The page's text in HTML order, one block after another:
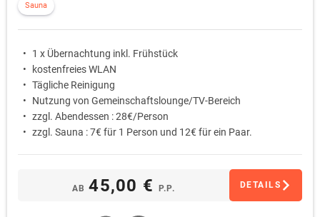
Sauna
1 x Übernachtung inkl. Frühstück
kostenfreies WLAN
Tägliche Reinigung
Nutzung von Gemeinschaftslounge/TV-Bereich
zzgl. Abendessen : 28€/Person
zzgl. Sauna : 7€ für 1 Person und 12€ für ein Paar.
AB 45,00 € P.P. DETAILS